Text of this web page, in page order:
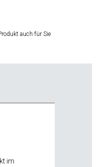
auch für Sie
im